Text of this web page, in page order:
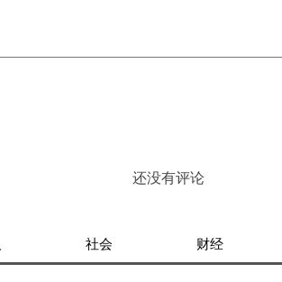
还没有评论
社会 财经